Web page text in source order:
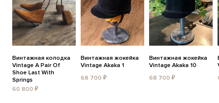
Винтажная колодка
Vintage A Pair Of
Shoe Last With
Springs
60 800 ₽
Винтажная жокейка
Vintage Akaka 1
68 700 ₽
Винтажная жокейка
Vintage Akaka 10
68 700 ₽